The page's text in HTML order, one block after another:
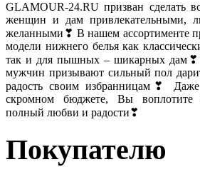
GLAMOUR-24.RU призван сделать
женщин и дам привлекательными,
желанными❣ В нашем ассортименте
модели нижнего белья как
так и для пышных – шикарных дам❣
мужчин призывают сильный пол
радость своим избранницам❣
скромном бюджете, Вы воплотите
полный любви и радости❣
Покупателю